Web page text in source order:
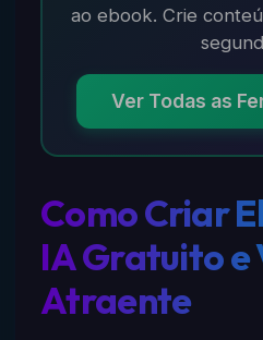
ao ebook. Crie
Ver Todas as
Como Criar
IA Gratuito e
Atraente